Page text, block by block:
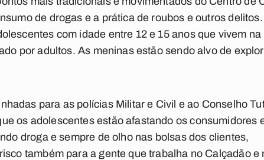
de drogas e a prática de roubos e outros
com idade entre 12 e 15 anos que vivem na
por adultos. As meninas estão sendo alvo de
para as polícias Militar e Civil e ao Conselho
os adolescentes estão afastando os consumidores
droga e sempre de olho nas bolsas dos clientes,
também para a gente que trabalha no Calçadão e